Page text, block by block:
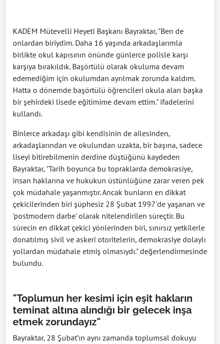
KADEM Mütevelli Heyeti Başkanı Bayraktar, "Ben de
onlardan biriydim. Daha 16 yaşında arkadaşlarımla
birlikte okul kapısının önünde günlerce polisle karşı
karşıya bırakıldık. Başörtülü olarak okuluma devam
edemediğim için okulumdan ayrılmak zorunda kaldım.
Hatta o dönemde başörtülü öğrencileri okula alan başka
bir şehirdeki lisede eğitimime devam ettim." ifadelerini
kullandı.
Binlerce arkadaşı gibi kendisinin de ailesinden,
arkadaşlarından ve okulundan uzakta, bir başına, sadece
liseyi bitirebilmenin derdine düştüğünü kaydeden
Bayraktar, "Tarih boyunca bu topraklarda demokrasiye,
insan haklarına ve hukukun üstünlüğüne zarar veren pek
çok müdahale yaşanmıştır. Ancak bunların en dikkat
çekicilerinden biri şüphesiz 28 Şubat 1997'de yaşanan ve
'postmodern darbe' olarak nitelendirilen süreçtir. Bu
sürecin en dikkat çekici yönlerinden biri, sınırsız yetkilerle
donatılmış sivil ve askerî otoritelerin, demokrasiye dolaylı
yollardan müdahale etmiş olmasıydı." değerlendirmesinde
bulundu.
"Toplumun her kesimi için eşit hakların
teminat altına alındığı bir gelecek inşa
etmek zorundayız"
Bayraktar, 28 Şubat’ın aynı zamanda toplumsal dokuyu